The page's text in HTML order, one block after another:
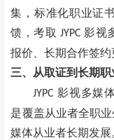
集，标准化职业证
馈，考取 JYPC影视
报价、长期合作签
三、 从取证到长期
JYPC影视多媒
是覆盖从业者全职
媒体从业者长期发展